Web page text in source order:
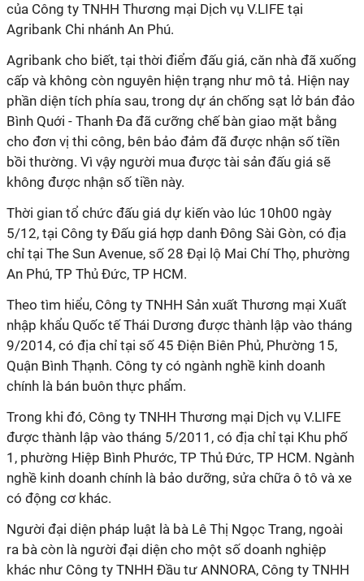
của Công ty TNHH Thương mại Dịch vụ V.LIFE tại
Agribank Chi nhánh An Phú.
Agribank cho biết, tại thời điểm đấu giá, căn nhà đã xuống
cấp và không còn nguyên hiện trạng như mô tả. Hiện nay
phần diện tích phía sau, trong dự án chống sạt lở bán đảo
Bình Quới - Thanh Đa đã cưỡng chế bàn giao mặt bằng
cho đơn vị thi công, bên bảo đảm đã được nhận số tiền
bồi thường. Vì vậy người mua được tài sản đấu giá sẽ
không được nhận số tiền này.
Thời gian tổ chức đấu giá dự kiến vào lúc 10h00 ngày
5/12, tại Công ty Đấu giá hợp danh Đông Sài Gòn, có địa
chỉ tại The Sun Avenue, số 28 Đại lộ Mai Chí Thọ, phường
An Phú, TP Thủ Đức, TP HCM.
Theo tìm hiểu, Công ty TNHH Sản xuất Thương mại Xuất
nhập khẩu Quốc tế Thái Dương được thành lập vào tháng
9/2014, có địa chỉ tại số 45 Điện Biên Phủ, Phường 15,
Quận Bình Thạnh. Công ty có ngành nghề kinh doanh
chính là bán buôn thực phẩm.
Trong khi đó, Công ty TNHH Thương mại Dịch vụ V.LIFE
được thành lập vào tháng 5/2011, có địa chỉ tại Khu phố
1, phường Hiệp Bình Phước, TP Thủ Đức, TP HCM. Ngành
nghề kinh doanh chính là bảo dưỡng, sửa chữa ô tô và xe
có động cơ khác.
Người đại diện pháp luật là bà Lê Thị Ngọc Trang, ngoài
ra bà còn là người đại diện cho một số doanh nghiệp
khác như Công ty TNHH Đầu tư ANNORA, Công ty TNHH